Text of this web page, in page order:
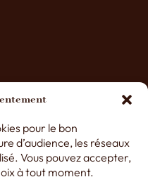
pour le bon
d’audience, les réseaux
Vous pouvez accepter,
à tout moment.